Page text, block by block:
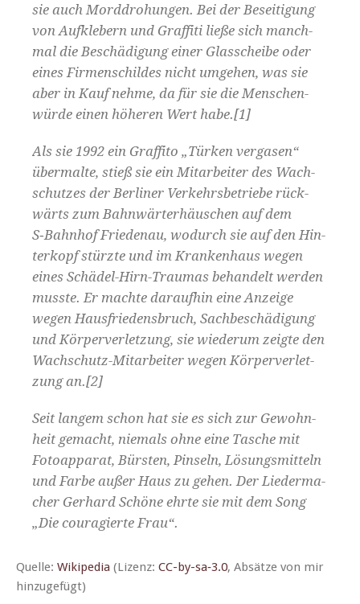
sie auch Mord­dro­hun­gen. Bei der Besei­t­i­gung
von Aufk­le­bern und Graf­fi­ti ließe sich manch­
mal die Beschädi­gung ein­er Glass­cheibe oder
eines Fir­men­schildes nicht umge­hen, was sie
aber in Kauf nehme, da für sie die Men­schen­
würde einen höheren Wert habe.[1]
Als sie 1992 ein Graf­fi­to „Türken ver­gasen“
über­malte, stieß sie ein Mitar­beit­er des Wach­
schutzes der Berlin­er Verkehrs­be­triebe rück­
wärts zum Bah­n­wärter­häuschen auf dem
S‑Bahnhof Friede­nau, wodurch sie auf den Hin­
terkopf stürzte und im Kranken­haus wegen
eines Schädel-Hirn-Trau­mas behan­delt wer­den
musste. Er machte daraufhin eine Anzeige
wegen Haus­friedens­bruch, Sachbeschädi­gung
und Kör­per­ver­let­zung, sie wiederum zeigte den
Wach­schutz-Mitar­beit­er wegen Kör­per­ver­let­
zung an.[2]
Seit langem schon hat sie es sich zur Gewohn­
heit gemacht, niemals ohne eine Tasche mit
Fotoap­pa­rat, Bürsten, Pin­seln, Lösungsmit­teln
und Farbe außer Haus zu gehen. Der Lie­der­ma­
ch­er Ger­hard Schöne ehrte sie mit dem Song
„Die couragierte Frau“.
Quelle: Wikipedia (Lizenz: CC-by-sa‑3.0, Absätze von mir
hinzugefügt)